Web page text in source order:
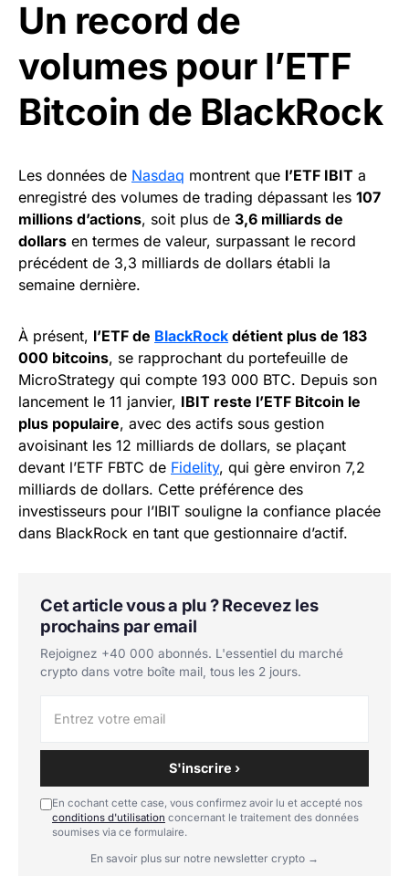
Un record de
volumes pour l’ETF
Bitcoin de BlackRock
Les données de Nasdaq montrent que l’ETF IBIT a
enregistré des volumes de trading dépassant les 107
millions d’actions, soit plus de 3,6 milliards de
dollars en termes de valeur, surpassant le record
précédent de 3,3 milliards de dollars établi la
semaine dernière.
À présent, l’ETF de BlackRock détient plus de 183
000 bitcoins, se rapprochant du portefeuille de
MicroStrategy qui compte 193 000 BTC. Depuis son
lancement le 11 janvier, IBIT reste l’ETF Bitcoin le
plus populaire, avec des actifs sous gestion
avoisinant les 12 milliards de dollars, se plaçant
devant l’ETF FBTC de Fidelity, qui gère environ 7,2
milliards de dollars. Cette préférence des
investisseurs pour l’IBIT souligne la confiance placée
dans BlackRock en tant que gestionnaire d’actif.
Cet article vous a plu ? Recevez les
prochains par email
Rejoignez +40 000 abonnés. L'essentiel du marché
crypto dans votre boîte mail, tous les 2 jours.
S'inscrire ›
En cochant cette case, vous confirmez avoir lu et accepté nos
conditions d'utilisation concernant le traitement des données
soumises via ce formulaire.
En savoir plus sur notre newsletter crypto →